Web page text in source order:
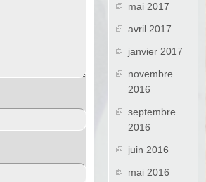
mai 2017
avril 2017
janvier 2017
novembre
2016
septembre
2016
juin 2016
mai 2016